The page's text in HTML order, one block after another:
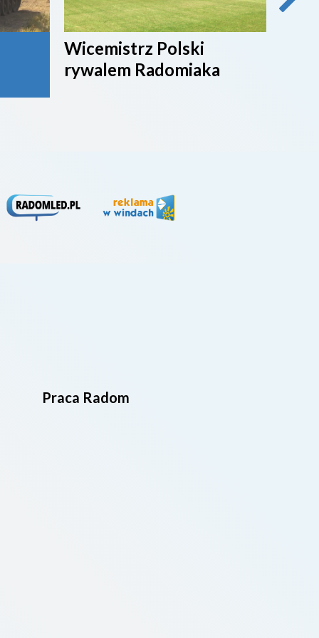
Wicemistrz Polski
rywalem Radomiaka
Praca Radom